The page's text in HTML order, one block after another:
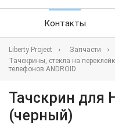
Контакты
Liberty Project Запчасти
Тачскрины, стекла на
телефонов ANDROID
Тачскрин для
(черный)